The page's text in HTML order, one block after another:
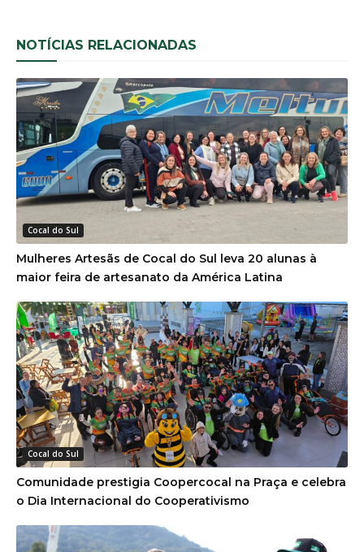
NOTÍCIAS RELACIONADAS
Cocal do Sul
Mulheres Artesãs de Cocal do Sul leva 20 alunas à
maior feira de artesanato da América Latina
Cocal do Sul
Comunidade prestigia Coopercocal na Praça e celebra
o Dia Internacional do Cooperativismo